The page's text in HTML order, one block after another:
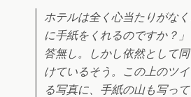
ホテルは全く心当たりがな
に手紙をくれるのですか？
答無し。しかし依然として
けているそう。この上のツ
る写真に、手紙の山も写っ